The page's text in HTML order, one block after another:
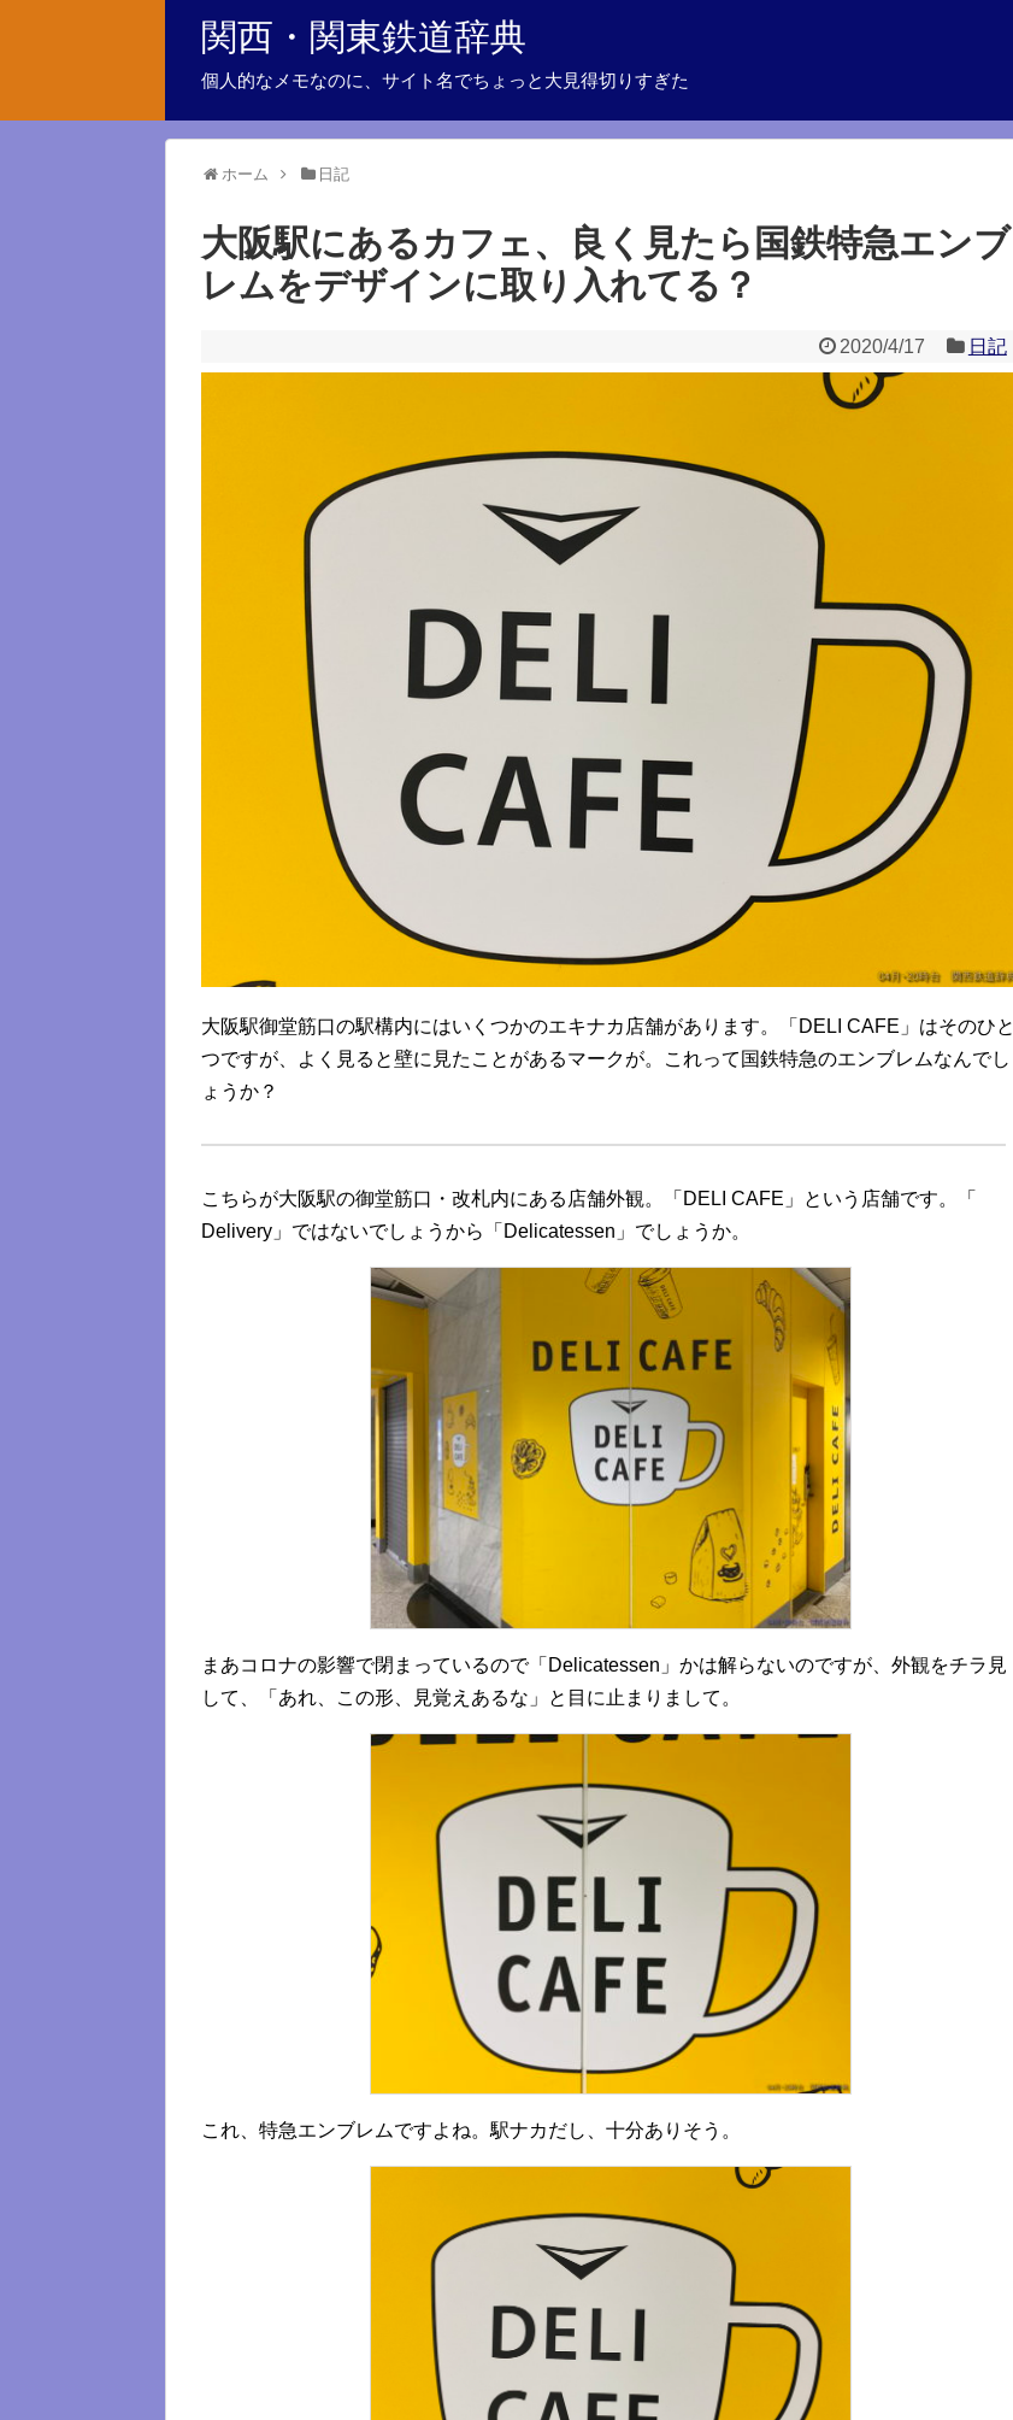
関西・関東鉄道辞典
個人的なメモなのに、サイト名でちょっと大見得切りすぎた
ホーム 日記
大阪駅にあるカフェ、良く見たら国鉄特急エンブ
レムをデザインに取り入れてる？
2020/4/17 日記
大阪駅御堂筋口の駅構内にはいくつかのエキナカ店舗があります。「DELI CAFE」はそのひと
つですが、よく見ると壁に見たことがあるマークが。これって国鉄特急のエンブレムなんでし
ょうか？
こちらが大阪駅の御堂筋口・改札内にある店舗外観。「DELI CAFE」という店舗です。「
Delivery」ではないでしょうから「 Delicatessen」でしょうか。
まあコロナの影響で閉まっているので「 Delicatessen」かは解らないのですが、外観をチラ見
して、「あれ、この形、見覚えあるな」と目に止まりまして。
これ、特急エンブレムですよね。駅ナカだし、十分ありそう。